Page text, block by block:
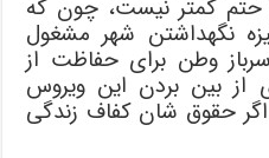
حتم کمتر نیست، چون که
نگهداشتن شهر مشغول
وطن برای حفاظت از
از بین بردن این ویروس
حقوق شان کفاف زندگی